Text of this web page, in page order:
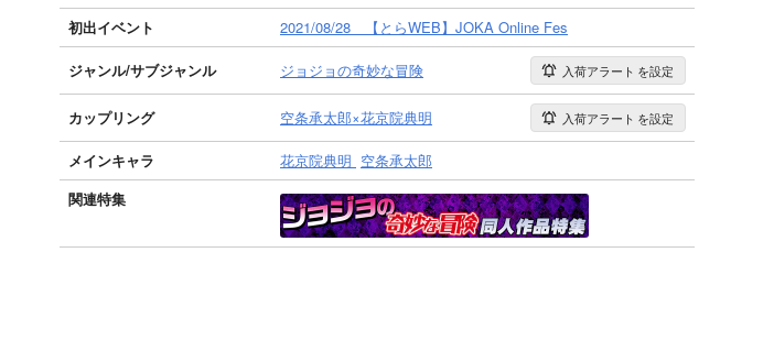
初出イベント
2021/08/28 【とらWEB】JOKA Online Fes
ジャンル/サブジャンル ジョジョの奇妙な冒険 入荷アラート を設定
カップリング 空条承太郎×花京院典明 入荷アラート を設定
メインキャラ 花京院典明 空条承太郎
関連特集